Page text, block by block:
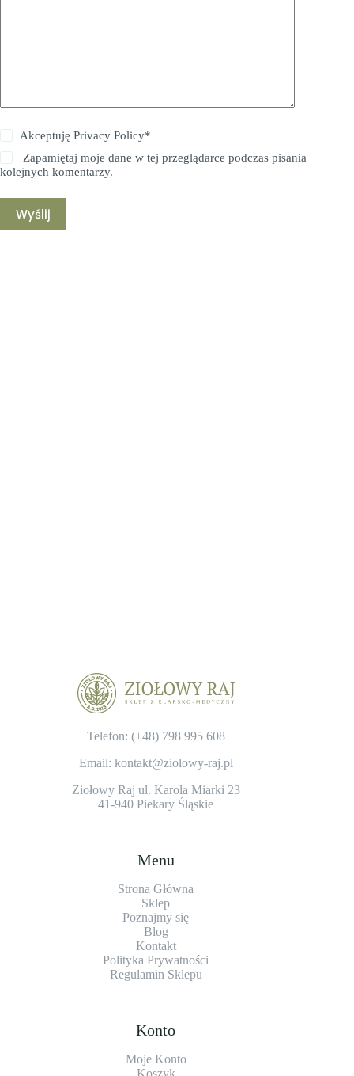
AkceptujęPrivacy Policy*
Zapamiętaj moje dane w tej przeglądarce podczas pisania
kolejnych komentarzy.
Wyślij
Telefon: (+48) 798 995 608
Email: kontakt@ziolowy-raj.pl
Ziołowy Raj ul. Karola Miarki 23
41-940 Piekary Śląskie
Menu
Strona Główna
Sklep
Poznajmy się
Blog
Kontakt
Polityka Prywatności
Regulamin Sklepu
Konto
Moje Konto
Koszyk